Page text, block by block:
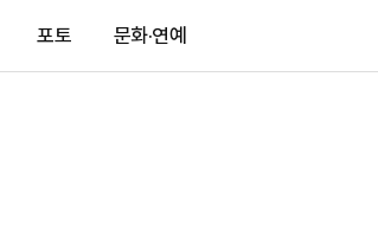
포토 문화·연예